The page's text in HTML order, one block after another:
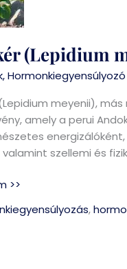
(Lepidium
,
meyenii),
amely a perui
szellemi és
>>
,